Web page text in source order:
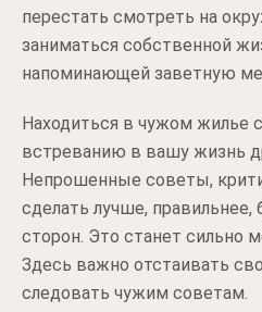
перестать смотреть на
заниматься собственной
напоминающей заветную
Находиться в чужом жилье
встреванию в вашу жизнь
Непрошенные советы,
сделать лучше, правильнее,
сторон. Это станет сильно
Здесь важно отстаивать
следовать чужим советам.